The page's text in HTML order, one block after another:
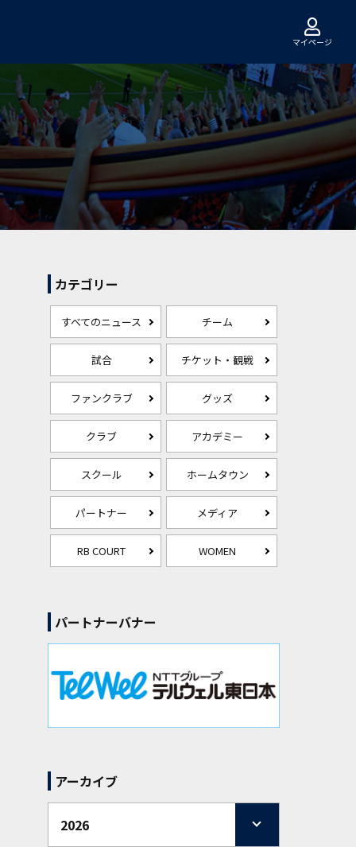
マイページ
カテゴリー
すべてのニュース チーム
試合 チケット・観戦
ファンクラブ グッズ
クラブ アカデミー
スクール ホームタウン
パートナー メディア
RB COURT WOMEN
パートナーバナー
アーカイブ
2026